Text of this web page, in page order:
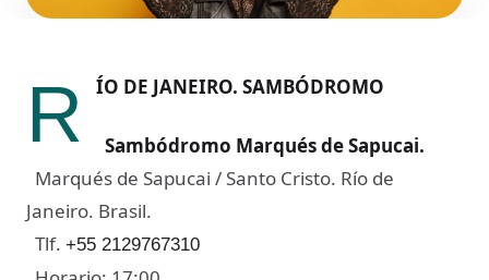
R ÍO DE JANEIRO. SAMBÓDROMO
Sambódromo Marqués de Sapucai.
Marqués de Sapucai / Santo Cristo. Río de
Janeiro. Brasil.
Tlf. +55 2129767310